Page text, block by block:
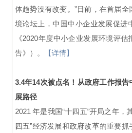
体趋势没有改变。”日前，在首届
境论坛上，中国中小企业发展促进
《2020年度中小企业发展环境评
告》）。
【详情】
3.4年14次被点名！从政府工作报
展路径
2021 年是我国“十四五”开局之年，
四五”经济发展和政府改革的重要